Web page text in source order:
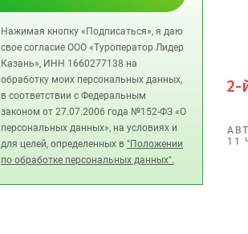
Нажимая кнопку «Подписаться», я даю
свое согласие ООО «Туроператор Лидер
Казань», ИНН 1660277138 на
обработку моих персональных данных,
в соответствии с Федеральным
законом от 27.07.2006 года №152-ФЗ «О
персональных данных», на условиях и
для целей, определенных в "Положении
по обработке персональных данных".
2-
11